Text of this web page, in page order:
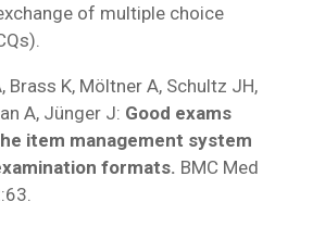
of multiple choice
Brass K, Möltner A, Schultz JH,
A, Jünger J: Good exams
item management system
formats. BMC Med